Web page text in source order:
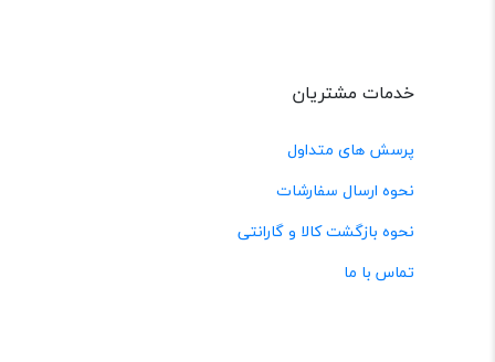
خدمات مشتریان
پرسش های متداول
نحوه ارسال سفارشات
نحوه بازگشت کالا و گارانتی
تماس با ما